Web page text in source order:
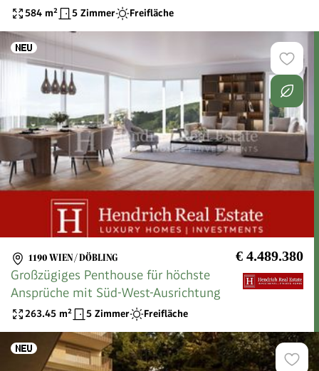
584 m² 5 Zimmer Freifläche
1190 WIEN / DÖBLING € 4.489.380
Großzügiges Penthouse für höchste
Ansprüche mit Süd-West-Ausrichtung
263.45 m² 5 Zimmer Freifläche